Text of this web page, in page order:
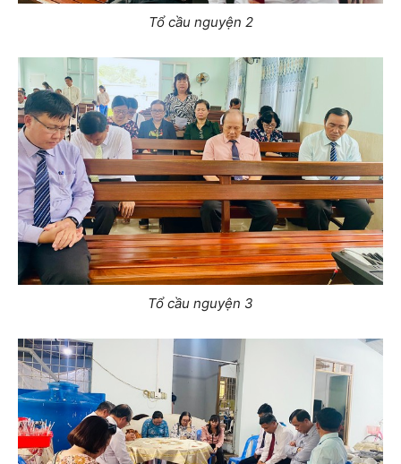
Tổ cầu nguyện 2
Tổ cầu nguyện 3